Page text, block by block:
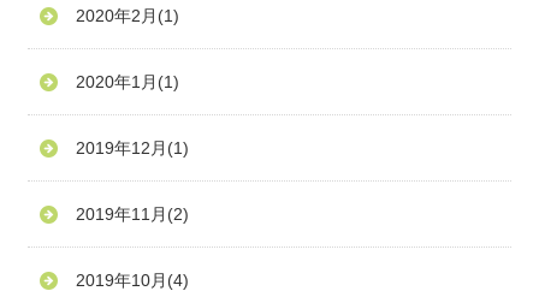
2020年2月 (1)
2020年1月 (1)
2019年12月 (1)
2019年11月 (2)
2019年10月 (4)